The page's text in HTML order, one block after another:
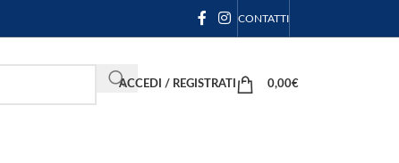
CONTATTI
ACCEDI / REGISTRATI 0,00€